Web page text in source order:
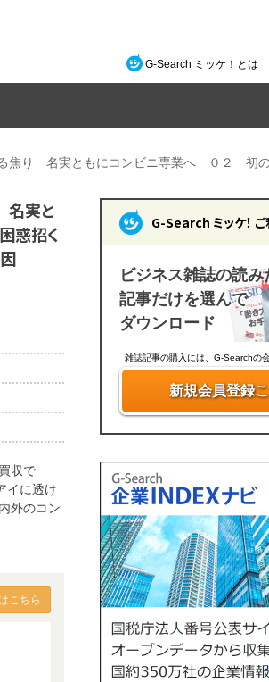
G-Search ミッケ！とは
焦り 名実ともにコンビニ専業へ ０２ 初
名実と
惑招く
収で
に透け
外のコン
こちら
G-Search ミッケ！
ビジネス雑誌の読み
記事だけを選んで
ダウンロード
雑誌記事の購入には、G-Searchの
新規会員登録